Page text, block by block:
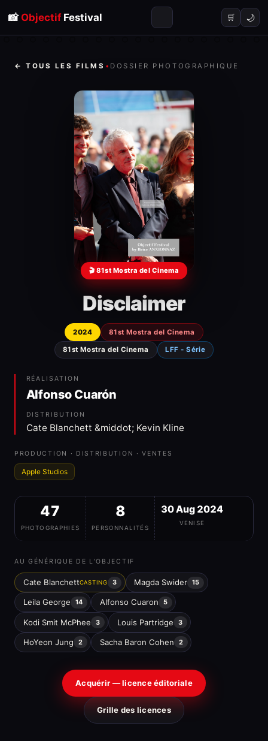
📸 ObjectifFestival 🛒 🌙
← TOUS LES FILMS • DOSSIER PHOTOGRAPHIQUE
🎬 81st Mostra del Cinema
Disclaimer
2024 81st Mostra del Cinema
81st Mostra del Cinema LFF - Série
RÉALISATION
Alfonso Cuarón
DISTRIBUTION
Cate Blanchett &middot; Kevin Kline
PRODUCTION · DISTRIBUTION · VENTES
Apple Studios
47
PHOTOGRAPHIES
8
PERSONNALITÉS
30 Aug 2024
VENISE
AU GÉNÉRIQUE DE L’OBJECTIF
Cate BlanchettCASTING 3 Magda Swider 15
Leila George 14 Alfonso Cuaron 5
Kodi Smit McPhee 3 Louis Partridge 3
HoYeon Jung 2 Sacha Baron Cohen 2
Acquérir — licence éditoriale
Grille des licences